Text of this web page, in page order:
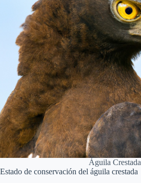
Águila Crestada
Estado de conservación del águila crestada